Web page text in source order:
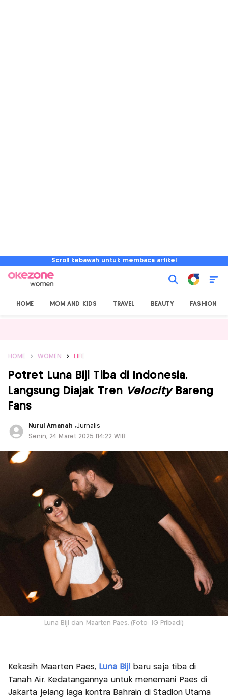
Scroll kebawah untuk membaca artikel
HOME MOM AND KIDS TRAVEL BEAUTY FASHION
HOME WOMEN LIFE
Potret Luna Bijl Tiba di Indonesia,
Langsung Diajak Tren VelocityBareng
Fans
Nurul Amanah ,Jurnalis
Senin, 24 Maret 2025 |14:22 WIB
Luna Bijl dan Maarten Paes. (Foto: IG Pribadi)
Kekasih Maarten Paes, Luna Bijl
baru saja tiba di
Tanah Air. Kedatangannya untuk menemani Paes di
Jakarta jelang laga kontra Bahrain di Stadion Utama